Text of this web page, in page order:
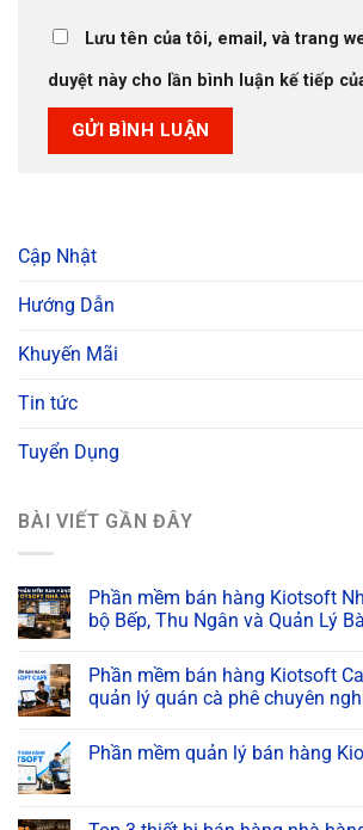
Lưu tên của tôi, email, và trang
duyệt này cho lần bình luận kế tiếp
Cập Nhật
Hướng Dẫn
Khuyến Mãi
Tin tức
Tuyển Dụng
BÀI VIẾT GẦN ĐÂY
Phần mềm bán hàng Kiotsoft
bộ Bếp, Thu Ngân và Quản Lý
Phần mềm bán hàng Kiotsoft
quản lý quán cà phê chuyên
Phần mềm quản lý bán hàng